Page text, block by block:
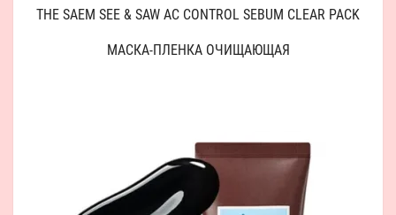
THE SAEM SEE & SAW AC CONTROL SEBUM CLEAR PACK
МАСКА-ПЛЕНКА ОЧИЩАЮЩАЯ